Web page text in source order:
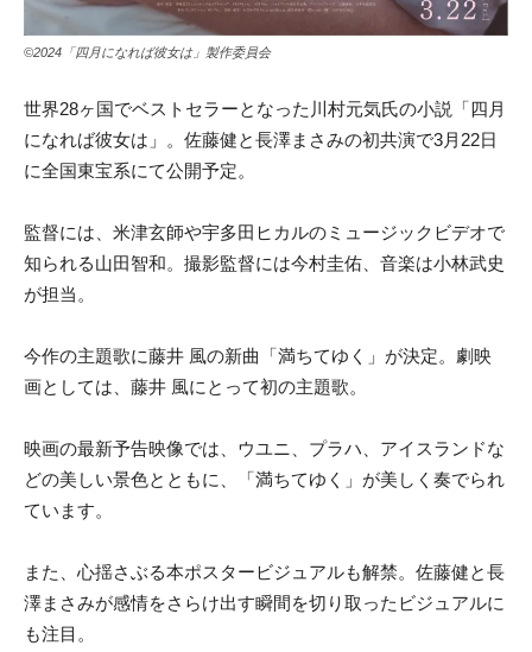
©2024「四月になれば彼女は」製作委員会
世界28ヶ国でベストセラーとなった川村元気氏の小説「四月
になれば彼女は」。佐藤健と長澤まさみの初共演で3月22日
に全国東宝系にて公開予定。
監督には、米津玄師や宇多田ヒカルのミュージックビデオで
知られる山田智和。撮影監督には今村圭佑、音楽は小林武史
が担当。
今作の主題歌に藤井 風の新曲「満ちてゆく」が決定。劇映
画としては、藤井 風にとって初の主題歌。
映画の最新予告映像では、ウユニ、プラハ、アイスランドな
どの美しい景色とともに、「満ちてゆく」が美しく奏でられ
ています。
また、心揺さぶる本ポスタービジュアルも解禁。佐藤健と長
澤まさみが感情をさらけ出す瞬間を切り取ったビジュアルに
も注目。